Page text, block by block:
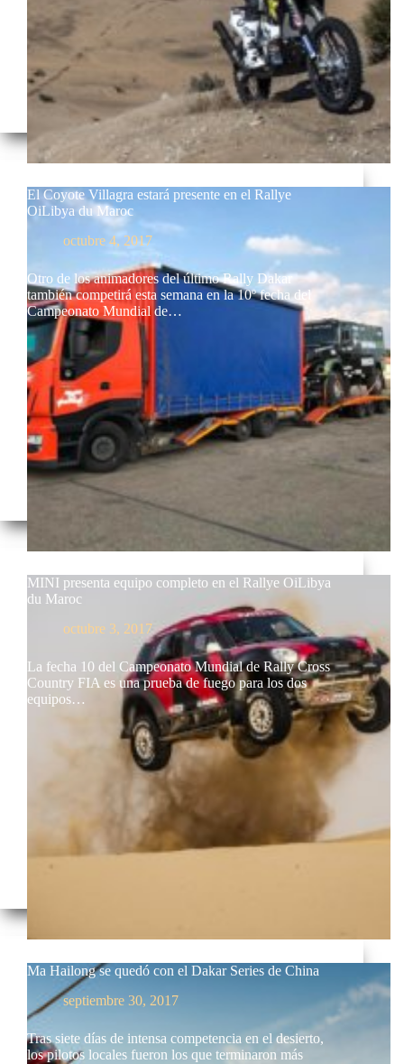
El Coyote Villagra estará presente en el Rallye
OiLibya du Maroc
octubre 4, 2017
Otro de los animadores del último Rally Dakar
también competirá esta semana en la 10º fecha del
Campeonato Mundial de…
MINI presenta equipo completo en el Rallye OiLibya
du Maroc
octubre 3, 2017
La fecha 10 del Campeonato Mundial de Rally Cross
Country FIA es una prueba de fuego para los dos
equipos…
Ma Hailong se quedó con el Dakar Series de China
septiembre 30, 2017
Tras siete días de intensa competencia en el desierto,
los pilotos locales fueron los que terminaron más